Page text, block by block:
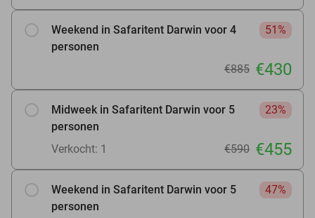
Weekend in Safaritent Darwin voor 4
personen
51%
€885 €430
Midweek in Safaritent Darwin voor 5
personen
23%
Verkocht: 1 €590 €455
Weekend in Safaritent Darwin voor 5
personen
47%